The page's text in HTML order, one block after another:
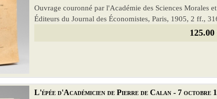
Ouvrage couronné par l'Académie des Sciences Morales
Éditeurs du Journal des Économistes, Paris, 1905, 2 ff.,
125.00
L'épée d'Académicien de Pierre de Calan - 7